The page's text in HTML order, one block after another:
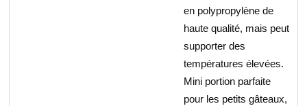
en polypropylène de
haute qualité, mais peut
supporter des
températures élevées.
Mini portion parfaite
pour les petits gâteaux,